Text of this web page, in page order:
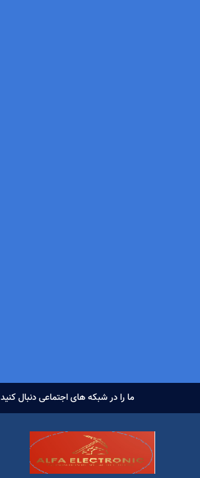
ما را در شبکه های اجتماعی دنبال کنید